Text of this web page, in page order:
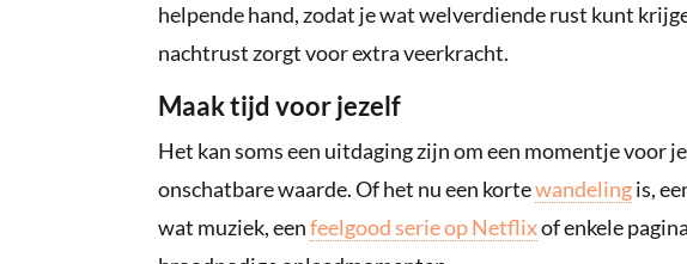
helpende hand, zodat je wat welverdiende rust kunt
nachtrust zorgt voor extra veerkracht.
Maak tijd voor jezelf
Het kan soms een uitdaging zijn om een momentje voor
onschatbare waarde. Of het nu een kortewandelingis,
wat muziek, eenfeelgood serie op Netflixof enkele